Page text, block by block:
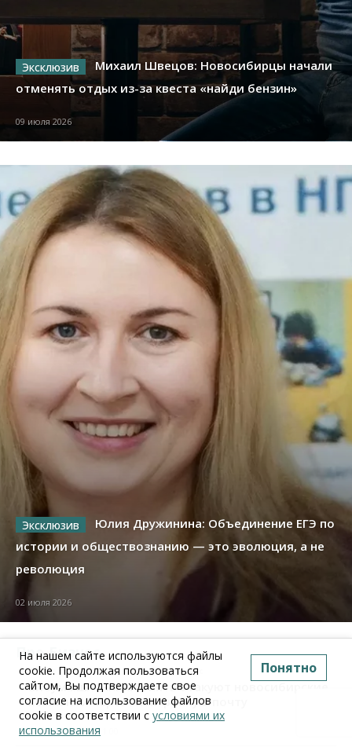
Михаил Швецов: Новосибирцы начали
отменять отдых из-за квеста «найди бензин»
09 июля 2026
Юлия Дружинина: Объединение ЕГЭ по
истории и обществознанию — это эволюция, а не
революция
02 июля 2026
Про Бизнес
Бизнес Право&Порядок ПроБизнес
Злоумышленники опять атакуют новосибирские
компании через электронную почту
06 августа 2026, 11:00
На нашем сайте используются файлы
cookie. Продолжая пользоваться
сайтом, Вы подтверждаете свое
согласие на использование файлов
cookie в соответствии с условиями их
использования
Понятно